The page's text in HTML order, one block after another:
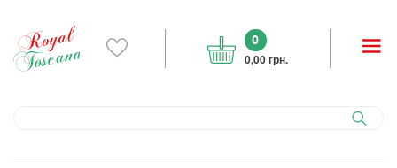
0
0,00 грн.